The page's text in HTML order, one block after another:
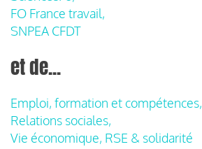
FO France travail,
SNPEA CFDT
et de...
Emploi, formation et compétences,
Relations sociales,
Vie économique, RSE & solidarité